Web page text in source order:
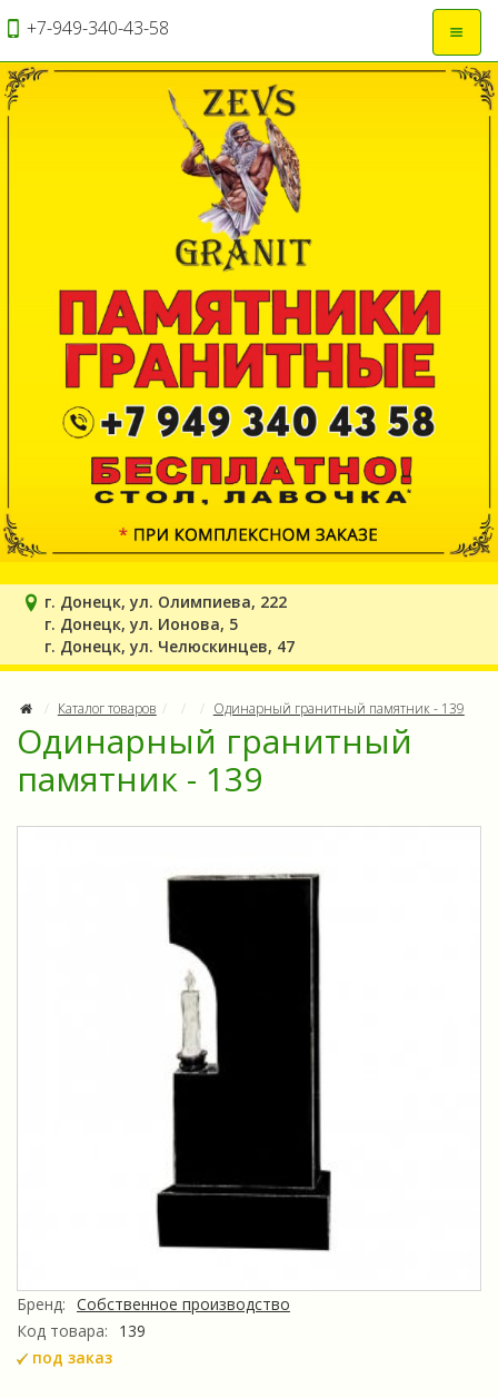
+7-949-340-43-58
г. Донецк, ул. Олимпиева, 222
г. Донецк, ул. Ионова, 5
г. Донецк, ул. Челюскинцев, 47
Каталог товаров Одинарный гранитный памятник - 139
Одинарный гранитный
памятник - 139
Бренд: Собственное производство
Код товара:
139
под заказ